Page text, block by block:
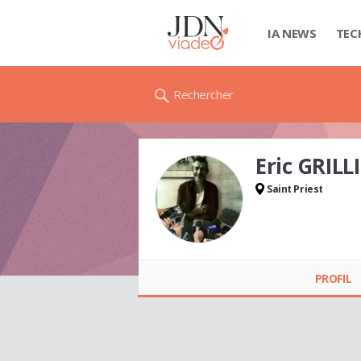
IA NEWS
Rechercher
Eric
Saint Priest
PROFIL